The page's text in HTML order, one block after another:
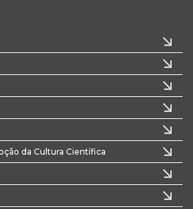
da Cultura Científica